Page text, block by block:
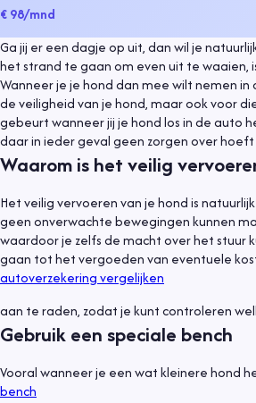
€ 98/mnd
Ga jij er een dagje op uit, dan wil je
het strand te gaan om even uit te waaien,
Wanneer je je hond dan mee wilt nemen
de veiligheid van je hond, maar ook voor
gebeurt wanneer jij je hond los in de auto
daar in ieder geval geen zorgen over
Waarom is het veilig
Het veilig vervoeren van je hond is
geen onverwachte bewegingen kunnen
waardoor je zelfs de macht over het stuur
gaan tot het vergoeden van eventuele
autoverzekering vergelijken
aan te raden, zodat je kunt controleren
Gebruik een speciale bench
Vooral wanneer je een wat kleinere hond
bench